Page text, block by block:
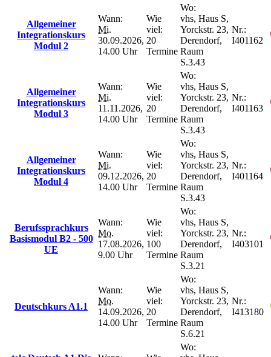
Allgemeiner
Integrationskurs
Modul 2
Wann:
Mi.
30.09.2026,
14.00 Uhr
Wie
viel:
20
Termine
Wo:
vhs, Haus S,
Yorckstr. 23,
Derendorf,
Raum
S.3.43
Nr.:
I401162
Allgemeiner
Integrationskurs
Modul 3
Wann:
Mi.
11.11.2026,
14.00 Uhr
Wie
viel:
20
Termine
Wo:
vhs, Haus S,
Yorckstr. 23,
Derendorf,
Raum
S.3.43
Nr.:
I401163
Allgemeiner
Integrationskurs
Modul 4
Wann:
Mi.
09.12.2026,
14.00 Uhr
Wie
viel:
20
Termine
Wo:
vhs, Haus S,
Yorckstr. 23,
Derendorf,
Raum
S.3.43
Nr.:
I401164
Berufssprachkurs
Basismodul B2 - 500
UE
Wann:
Mo.
17.08.2026,
9.00 Uhr
Wie
viel:
100
Termine
Wo:
vhs, Haus S,
Yorckstr. 23,
Derendorf,
Raum
S.3.21
Nr.:
I403101
Deutschkurs A1.1
Wann:
Mo.
14.09.2026,
14.00 Uhr
Wie
viel:
20
Termine
Wo:
vhs, Haus S,
Yorckstr. 23,
Derendorf,
Raum
S.6.21
Nr.:
I413180
Wo: